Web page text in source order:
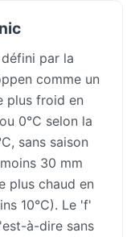
par la
comme un
plus froid en
0°C selon la
sans saison
30 mm
plus chaud en
10°C). Le 'f'
à-dire sans